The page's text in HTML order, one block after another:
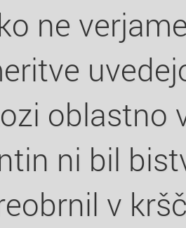
ne
oblastno
ni bil
v